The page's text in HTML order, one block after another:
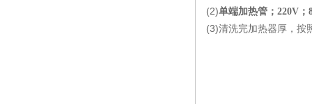
(2)单端加热管；220V
(3)清洗完加热器厚，按